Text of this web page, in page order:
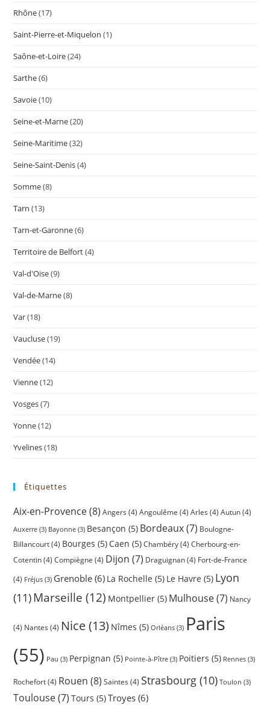
Rhône(17)
Saint-Pierre-et-Miquelon (1)
Saône-et-Loire(24)
Sarthe(6)
Savoie(10)
Seine-et-Marne(20)
Seine-Maritime(32)
Seine-Saint-Denis(4)
Somme(8)
Tarn (13)
Tarn-et-Garonne(6)
Territoire de Belfort(4)
Val-d'Oise(9)
Val-de-Marne(8)
Var(18)
Vaucluse(19)
Vendée(14)
Vienne(12)
Vosges(7)
Yonne(12)
Yvelines(18)
Étiquettes
Aix-en-Provence(8) Angers (4) Angoulême (4) Arles (4) Autun(4)
Auxerre (3) Bayonne (3) Besançon (5) Bordeaux(7) Boulogne-
Billancourt(4) Bourges (5) Caen (5) Chambéry(4) Cherbourg-en-
Cotentin(4) Compiègne (4) Dijon (7) Draguignan(4) Fort-de-France
(4) Fréjus (3) Grenoble (6) La Rochelle (5) Le Havre (5) Lyon
(11)Marseille (12) Montpellier (5) Mulhouse(7) Nancy
(4) Nantes (4) Nice(13) Nîmes (5) Orléans (3) Paris
(55) Pau (3) Perpignan (5) Pointe-à-Pître (3) Poitiers (5) Rennes (3)
Rochefort(4) Rouen (8) Saintes (4) Strasbourg (10) Toulon (3)
Toulouse(7) Tours (5)Troyes (6)